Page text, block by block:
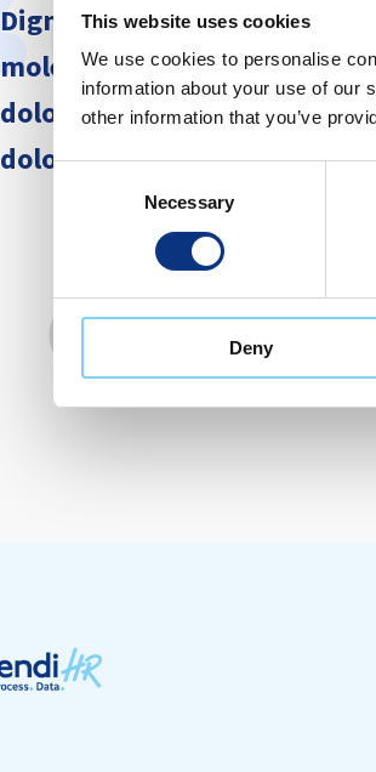
This website uses cookies
We use cookies to personalise
information about your use of our
other information that you’ve
Consent
Necessary
Deny
Dignissimos quibusdam sed
molestiae. Nisi suscipit
dolor dolorum odio tenetur
dolorem voluptatem. Fugit
First Name and
Company Name